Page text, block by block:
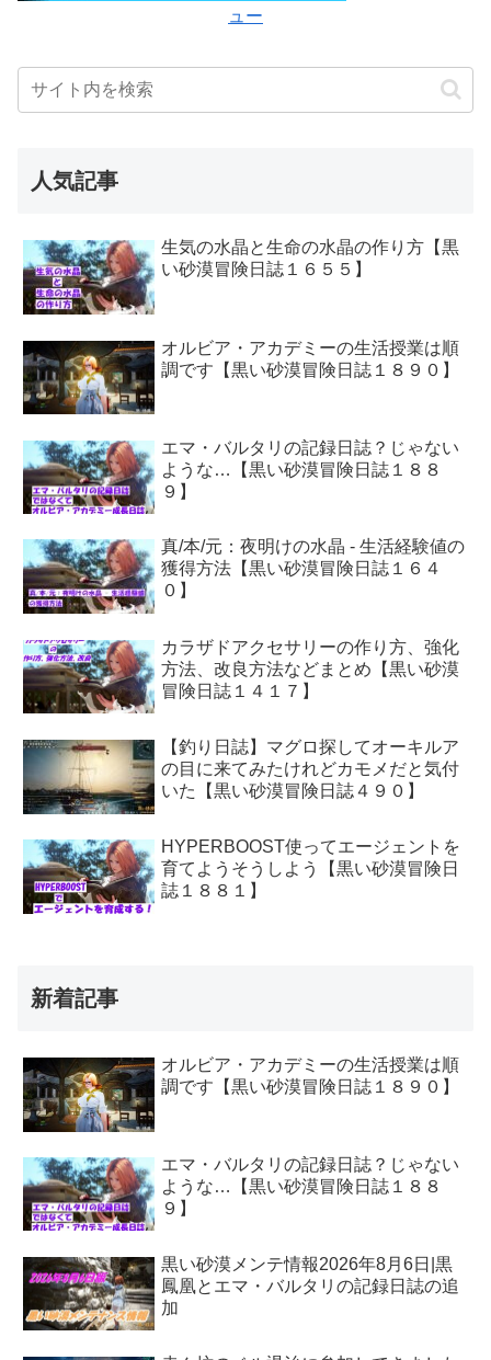
ュー
人気記事
生気の水晶と生命の水晶の作り方【黒
い砂漠冒険日誌１６５５】
オルビア・アカデミーの生活授業は順
調です【黒い砂漠冒険日誌１８９０】
エマ・バルタリの記録日誌？じゃない
ような…【黒い砂漠冒険日誌１８８
９】
真/本/元：夜明けの水晶 - 生活経験値の
獲得方法【黒い砂漠冒険日誌１６４
０】
カラザドアクセサリーの作り方、強化
方法、改良方法などまとめ【黒い砂漠
冒険日誌１４１７】
【釣り日誌】マグロ探してオーキルア
の目に来てみたけれどカモメだと気付
いた【黒い砂漠冒険日誌４９０】
HYPERBOOST使ってエージェントを
育てようそうしよう【黒い砂漠冒険日
誌１８８１】
新着記事
オルビア・アカデミーの生活授業は順
調です【黒い砂漠冒険日誌１８９０】
エマ・バルタリの記録日誌？じゃない
ような…【黒い砂漠冒険日誌１８８
９】
黒い砂漠メンテ情報2026年8月6日|黒
鳳凰とエマ・バルタリの記録日誌の追
加